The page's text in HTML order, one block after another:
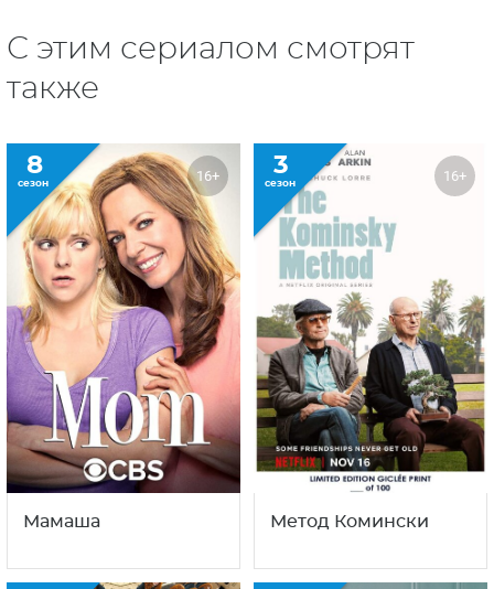
С этим сериалом смотрят
также
8
сезон 16+
Мамаша
3
сезон 16+
Метод Комински